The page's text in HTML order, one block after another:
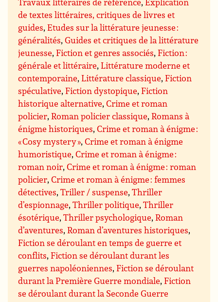
de textes littéraires, critiques de livres et
guides,Etudes sur la littérature jeunesse :
généralités,Guides et critiques de la littérature
jeunesse,Fiction et genres associés,Fiction :
générale et littéraire,Littérature moderne et
contemporaine,Littérature classique,Fiction
spéculative,Fiction dystopique,Fiction
historique alternative,Crime et roman
policier,Roman policier classique,Romans à
énigme historiques,Crime et roman à énigme :
« Cosy mystery »,Crime et roman à énigme
humoristique,Crime et roman à énigme :
roman noir,Crime et roman à énigme : roman
policier,Crime et roman à énigme : femmes
détectives,Triller / suspense,Thriller
d’espionnage,Thriller politique,Thriller
ésotérique,Thriller psychologique,Roman
d’aventures,Roman d’aventures historiques,
Fiction se déroulant en temps de guerre et
conflits,Fiction se déroulant durant les
guerres napoléoniennes,Fiction se déroulant
durant la Première Guerre mondiale,Fiction
se déroulant durant la Seconde Guerre